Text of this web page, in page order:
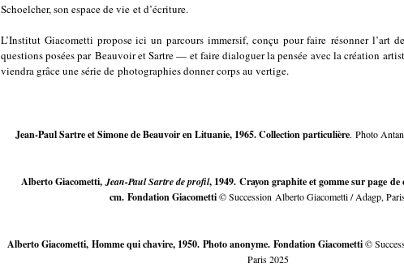
Schoelcher, son espace de vie et d’écriture.
L’Institut Giacometti propose ici un parcours immersif, conçu pour faire résonner l’art
questions posées par Beauvoir et Sartre — et faire dialoguer la pensée avec la création
viendra grâce une série de photographies donner corps au vertige.
Jean-Paul Sartre et Simone de Beauvoir en Lituanie, 1965. Collection particulière. Photo
Alberto Giacometti,Jean-Paul Sartre de profil, 1949. Crayon graphite et gomme sur page de
cm. Fondation Giacometti© Succession Alberto Giacometti / Adagp,
Alberto Giacometti, Homme qui chavire, 1950. Photo anonyme. Fondation Giacometti©
Paris 2025